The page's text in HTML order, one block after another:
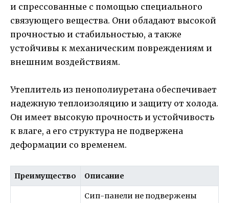
и спрессованные с помощью специального
связующего вещества. Они обладают высокой
прочностью и стабильностью, а также
устойчивы к механическим повреждениям и
внешним воздействиям.
Утеплитель из пенополиуретана обеспечивает
надежную теплоизоляцию и защиту от холода.
Он имеет высокую прочность и устойчивость
к влаге, а его структура не подвержена
деформации со временем.
Преимущество Описание
Сип-панели не подвержены